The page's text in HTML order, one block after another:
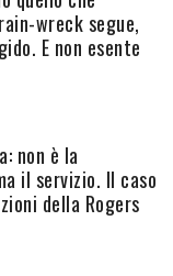
wreck segue,
E non esente
non è la
il servizio. Il caso
della Rogers